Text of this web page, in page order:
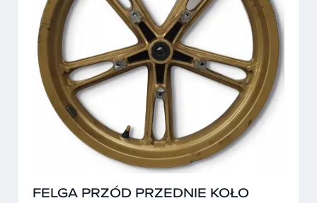
FELGA PRZÓD PRZEDNIE KOŁO